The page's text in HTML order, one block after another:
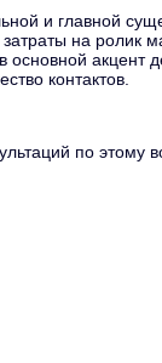
и главной
на ролик
основной акцент
контактов.
по